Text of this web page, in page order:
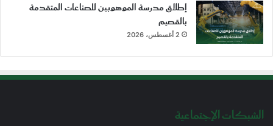
إطلاق مدرسة الموهوبين للصناعات المتقدمة
بالقصيم
2 أغسطس، 2026
الشبكات الإجتماعية